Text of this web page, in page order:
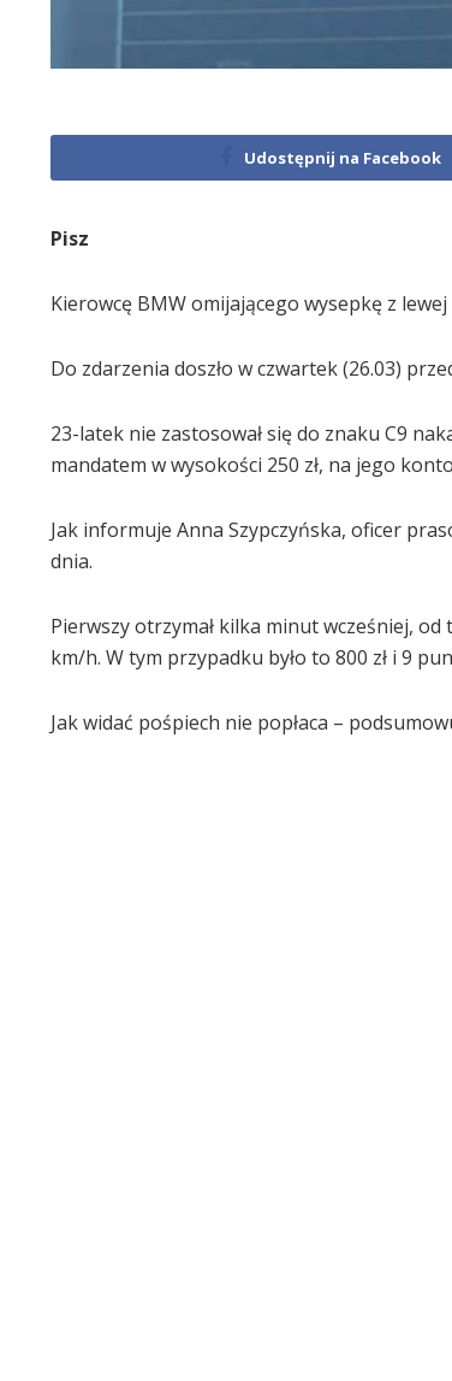
Udostępnij na Facebook
Pisz
Kierowcę BMW omijającego wysepkę z
Do zdarzenia doszło w czwartek (26.03)
23-latek nie zastosował się do znaku C9
mandatem w wysokości 250 zł, na jego
Jak informuje Anna Szypczyńska, oficer
dnia.
Pierwszy otrzymał kilka minut wcześniej,
km/h. W tym przypadku było to 800 zł i 9
Jak widać pośpiech nie popłaca –